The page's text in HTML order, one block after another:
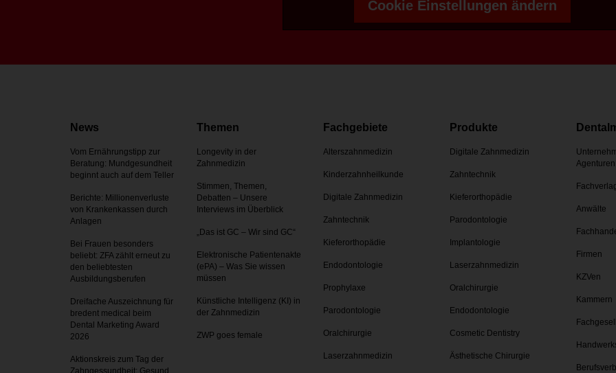
Cookie Einstellungen ändern
News
Vom Ernährungstipp zur
Beratung: Mundgesundheit
beginnt auch auf dem Teller
Berichte: Millionenverluste
von Krankenkassen durch
Anlagen
Bei Frauen besonders
beliebt: ZFA zählt erneut zu
den beliebtesten
Ausbildungsberufen
Dreifache Auszeichnung für
bredent medical beim
Dental Marketing Award
2026
Aktionskreis zum Tag der
Zahnges­sundheit: Gesund
Themen
Longevity in der
Zahnmedizin
Stimmen, Themen,
Debatten – Unsere
Interviews im Überblick
„Das ist GC – Wir sind GC“
Elektronische Patientenakte
(ePA) – Was Sie wissen
müssen
Künstliche Intelligenz (KI) in
der Zahnmedizin
ZWP goes female
Fachgebiete
Alterszahnmedizin
Kinderzahnheilkunde
Digitale Zahnmedizin
Zahntechnik
Kieferorthopädie
Endodontologie
Prophylaxe
Parodontologie
Oralchirurgie
Laserzahnmedizin
Produkte
Digitale Zahnmedizin
Zahntechnik
Kieferorthopädie
Parodontologie
Implantologie
Laserzahnmedizin
Oralchirurgie
Endodontologie
Cosmetic Dentistry
Ästhetische Chirurgie
Agenturen
Anwälte
Firmen
KZVen
Kammern